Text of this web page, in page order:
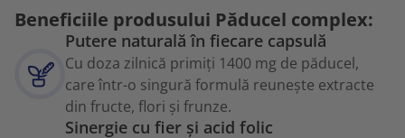
Beneficiile produsului Păducel complex:
Putere naturală în fiecare capsulă
Cu doza zilnică primiți 1400 mg de păducel,
care într-o singură formulă reunește extracte
din fructe, flori și frunze.
Sinergie cu fier și acid folic